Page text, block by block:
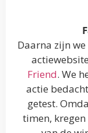
Daarna zijn
Friend. We
actie
getest.
timen,